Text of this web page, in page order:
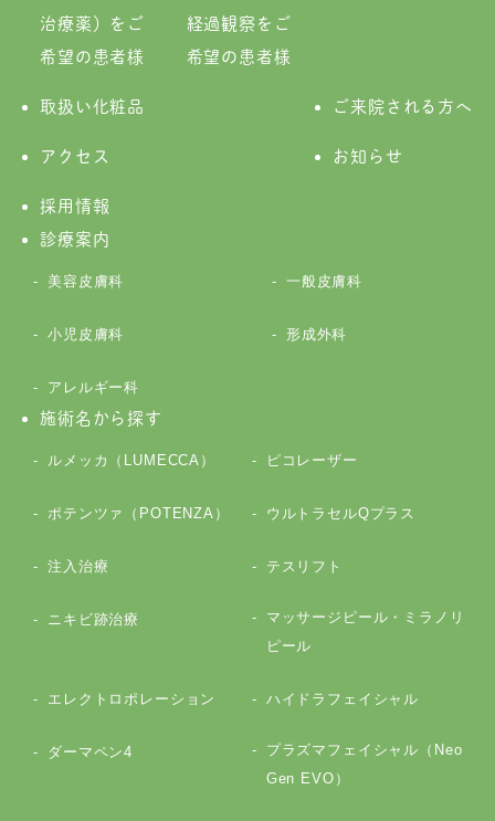
治療薬）をご
希望の患者様
経過観察をご
希望の患者様
取扱い化粧品 ご来院される方へ
アクセス お知らせ
採用情報
診療案内
美容皮膚科 一般皮膚科
小児皮膚科 形成外科
アレルギー科
施術名から探す
ルメッカ（LUMECCA） ピコレーザー
ポテンツァ（POTENZA） ウルトラセルQプラス
注入治療 テスリフト
ニキビ跡治療
マッサージピール・ミラノリ
ピール
エレクトロポレーション ハイドラフェイシャル
ダーマペン4
プラズマフェイシャル（Neo
Gen EVO）